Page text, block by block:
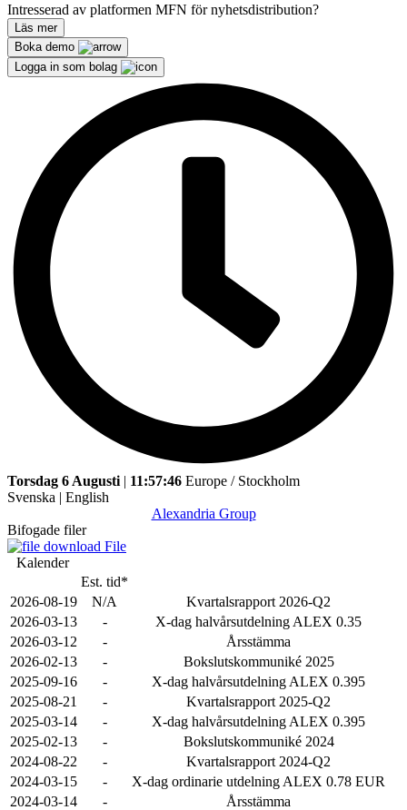
Intresserad av platformen MFN för nyhetsdistribution?
Läs mer
Boka demo
Logga in som bolag
Torsdag 6 Augusti | 11:57:46 Europe / Stockholm
Svenska | English
Alexandria Group
Bifogade filer
File
Kalender
Est. tid*
2026-08-19
N/A
Kvartalsrapport 2026-Q2
2026-03-13
-
X-dag halvårsutdelning ALEX 0.35
2026-03-12
-
Årsstämma
2026-02-13
-
Bokslutskommuniké 2025
2025-09-16
-
X-dag halvårsutdelning ALEX 0.395
2025-08-21
-
Kvartalsrapport 2025-Q2
2025-03-14
-
X-dag halvårsutdelning ALEX 0.395
2025-02-13
-
Bokslutskommuniké 2024
2024-08-22
-
Kvartalsrapport 2024-Q2
2024-03-15
-
X-dag ordinarie utdelning ALEX 0.78 EUR
2024-03-14
-
Årsstämma